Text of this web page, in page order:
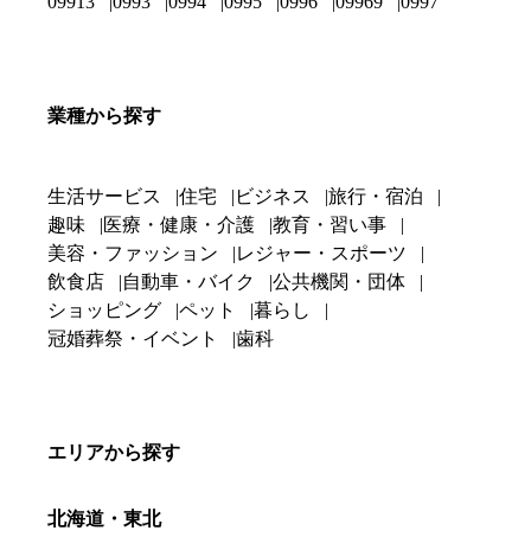
業種から探す
生活サービス 住宅 ビジネス
旅行・宿泊
趣味
医療・健康・介護
教育・習い事
美容・ファッション
レジャー・スポーツ
飲食店
自動車・バイク
公共機関・団体
ショッピング
ペット
暮らし
冠婚葬祭・イベント
歯科
エリアから探す
北海道・東北